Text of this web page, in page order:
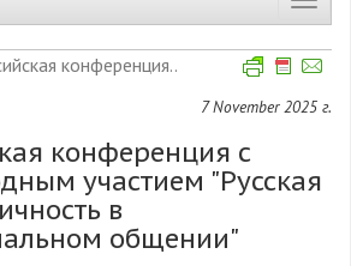
конференция..
7 November 2025 г.
конференция с
участием "Русская
в
общении"